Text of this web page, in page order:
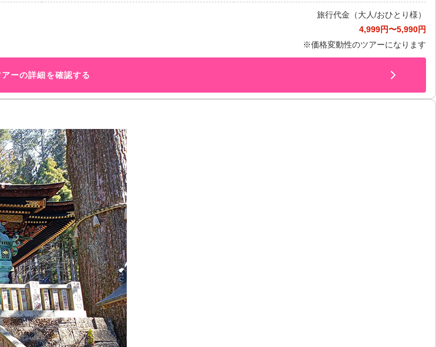
旅行代金（大人/おひとり様）
4,999円〜5,990円
※価格変動性のツアーになります
アーの詳細を確認する